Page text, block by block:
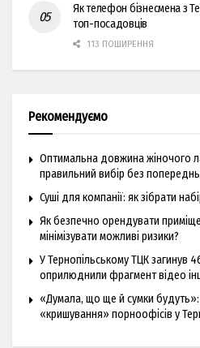
Як телефон бізнесмена з
топ-посадовців
113 ПОШИРЕННЯ
Рекомендуємо
Оптимальна довжина жіночого
правильний вибір без
Суші для компанії: як зібрати
Як безпечно орендувати
мінімізувати можливі ризики?
У Тернопільському ТЦК загинув
оприлюднили фрагмент відео
«Думала, що ще й сумки будуть»:
«кришування» порноофісів у